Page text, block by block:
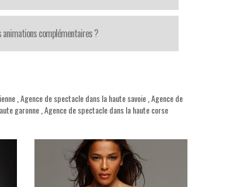
animations complémentaires ?
Agence de spectacle dans la haute savoie Agence de
garonne, Agence de spectacle dans la haute corse